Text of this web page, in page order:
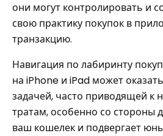
они могут контролировать и
свою практику покупок в
транзакцию.
Навигация по лабиринту
на iPhone и iPad может
задачей, часто приводящей к
тратам, особенно со стороны
ваш кошелек и подвергает